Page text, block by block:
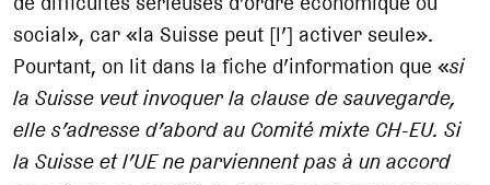
social», car «la Suisse peut [l’] activer seule».
Pourtant, on lit dans la fiche d’information que «si
la Suisse veut invoquer la clause de sauvegarde,
elle s’adresse d’abord au Comité mixte CH-EU. Si
la Suisse et l’UE ne parviennent pas à un accord